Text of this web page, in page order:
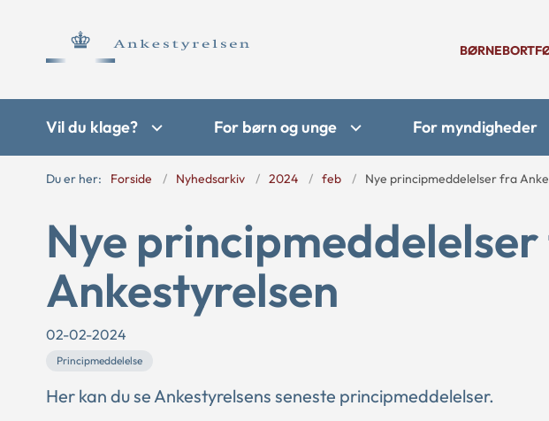
Vil du klage? For børn og unge For myndigheder
Du er her: Forside Nyhedsarkiv 2024 feb Nye principmeddelelser fra
Nye
Ankestyrelsen
02-02-2024
Principmeddelelse
Her kan du se Ankestyrelsens seneste principmeddelelser.